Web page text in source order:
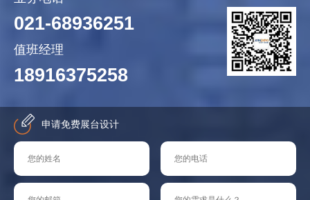
021-68936251
值班经理
18916375258
申请免费展台设计